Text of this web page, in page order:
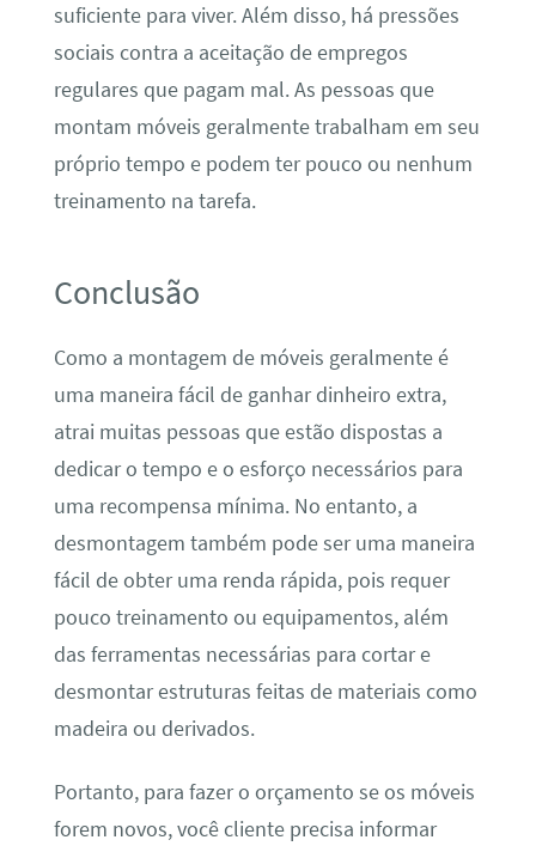
suficiente para viver. Além disso, há pressões
sociais contra a aceitação de empregos
regulares que pagam mal. As pessoas que
montam móveis geralmente trabalham em seu
próprio tempo e podem ter pouco ou nenhum
treinamento na tarefa.
Conclusão
Como a montagem de móveis geralmente é
uma maneira fácil de ganhar dinheiro extra,
atrai muitas pessoas que estão dispostas a
dedicar o tempo e o esforço necessários para
uma recompensa mínima. No entanto, a
desmontagem também pode ser uma maneira
fácil de obter uma renda rápida, pois requer
pouco treinamento ou equipamentos, além
das ferramentas necessárias para cortar e
desmontar estruturas feitas de materiais como
madeira ou derivados.
Portanto, para fazer o orçamento se os móveis
forem novos, você cliente precisa informar